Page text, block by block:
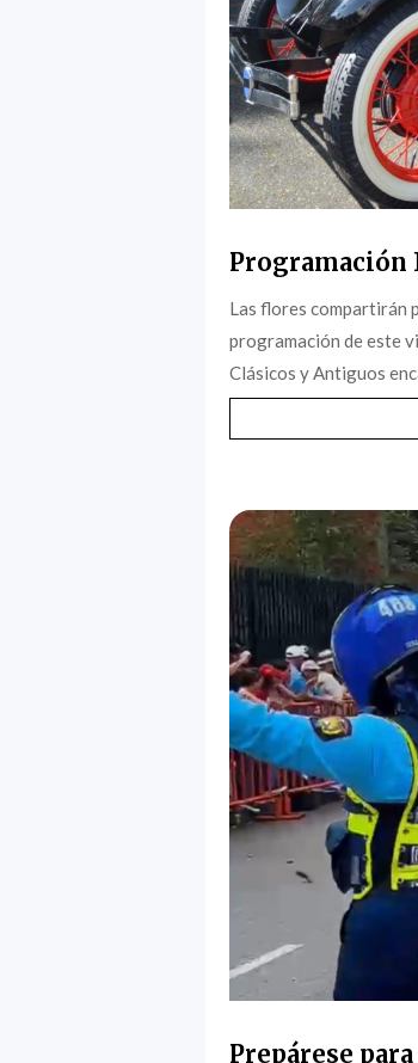
Programación
Las flores compartirán
programación de este
Clásicos y Antiguos
Prepárese